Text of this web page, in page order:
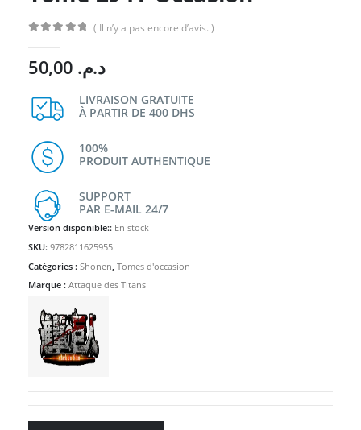
( Il n’y a pas encore d’avis. )
د.م.
LIVRAISON GRATUITE
À PARTIR DE 400 DHS
100%
PRODUIT AUTHENTIQUE
SUPPORT
PAR E-MAIL 24/7
Version disponible:: En stock
SKU: 9782811625955
Catégories : Shonen Tomes d'occasion
Marque : Attaque des Titans